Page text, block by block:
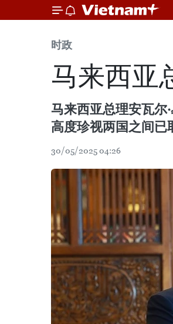
时政
马来西亚
马来西亚总理安瓦尔
高度珍视两国之间已
30/05/2025 04:26